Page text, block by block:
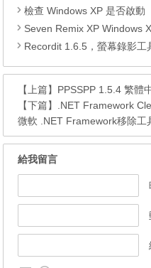
檢查 Windows XP 是否啟動
Seven Remix XP Windows
Recordit 1.6.5，螢幕錄影
【上篇】 PPSSPP 1.5.4 繁體
【下篇】
.NET Framework
微軟 .NET Framework移除工
給我留言